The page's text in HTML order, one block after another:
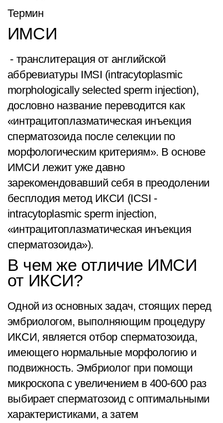
Термин
ИМСИ
- транслитерация от английской
аббревиатуры IMSI (intracytoplasmic
morphologically selected sperm injection),
дословно название переводится как
«интрацитоплазматическая инъекция
сперматозоида после селекции по
морфологическим критериям». В основе
ИМСИ лежит уже давно
зарекомендовавший себя в преодолении
бесплодия метод ИКСИ (ICSI -
intracytoplasmic sperm injection,
«интрацитоплазматическая инъекция
сперматозоида»).
В чем же отличие ИМСИ
от ИКСИ?
Одной из основных задач, стоящих перед
эмбриологом, выполняющим процедуру
ИКСИ, является отбор сперматозоида,
имеющего нормальные морфологию и
подвижность. Эмбриолог при помощи
микроскопа с увеличением в 400-600 раз
выбирает сперматозоид с оптимальными
характеристиками, а затем